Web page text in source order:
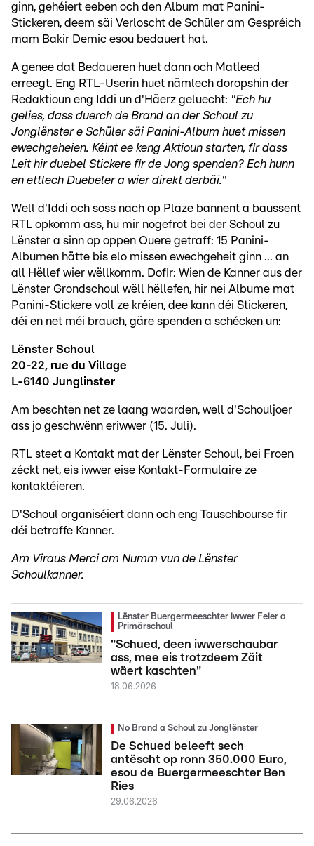
ginn, gehéiert eeben och den Album mat Panini-
Stickeren, deem säi Verloscht de Schüler am Gespréich
mam Bakir Demic esou bedauert hat.
A genee dat Bedaueren huet dann och Matleed
erreegt. Eng RTL-Userin huet nämlech doropshin der
Redaktioun eng Iddi un d'Häerz geluecht: "Ech hu
gelies, dass duerch de Brand an der Schoul zu
Jonglënster e Schüler säi Panini-Album huet missen
ewechgeheien. Kéint ee keng Aktioun starten, fir dass
Leit hir duebel Stickere fir de Jong spenden? Ech hunn
en ettlech Duebeler a wier direkt derbäi."
Well d'Iddi och soss nach op Plaze bannent a baussent
RTL opkomm ass, hu mir nogefrot bei der Schoul zu
Lënster a sinn op oppen Ouere getraff: 15 Panini-
Albumen hätte bis elo missen ewechgeheit ginn ... an
all Hëllef wier wëllkomm. Dofir: Wien de Kanner aus der
Lënster Grondschoul wëll hëllefen, hir nei Albume mat
Panini-Stickere voll ze kréien, dee kann déi Stickeren,
déi en net méi brauch, gäre spenden a schécken un:
Lënster Schoul
20-22, rue du Village
L-6140 Junglinster
Am beschten net ze laang waarden, well d'Schouljoer
ass jo geschwënn eriwwer (15. Juli).
RTL steet a Kontakt mat der Lënster Schoul, bei Froen
zéckt net, eis iwwer eise Kontakt-Formulaire ze
kontaktéieren.
D'Schoul organiséiert dann och eng Tauschbourse fir
déi betraffe Kanner.
Am Viraus Merci am Numm vun de Lënster
Schoulkanner.
Lënster Buergermeeschter iwwer Feier a
Primärschoul
"Schued, deen iwwerschaubar
ass, mee eis trotzdeem Zäit
wäert kaschten"
18.06.2026
No Brand a Schoul zu Jonglënster
De Schued beleeft sech
antëscht op ronn 350.000 Euro,
esou de Buergermeeschter Ben
Ries
29.06.2026